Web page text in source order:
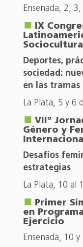
Ensenada, 2,
IX
Deportes,
sociedad:
en las tramas
La Plata, 5 y 6
VIIº
Género y
Desafíos
estrategias
La Plata, 10 al
Primer
en
Ejercicio
Ensenada, 10